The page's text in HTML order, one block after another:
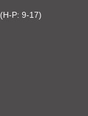
(H-P: 9-17)